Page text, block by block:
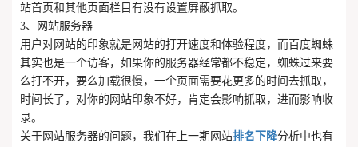
站首页和其他页面栏目有没有设置屏蔽抓取。
3、网站服务器
用户对网站的印象就是网站的打开速度和体验程度，而百度蜘蛛
其实也是一个访客，如果你的服务器经常都不稳定，蜘蛛过来要
么打不开，要么加载很慢，一个页面需要花更多的时间去抓取，
时间长了，对你的网站印象不好，肯定会影响抓取，进而影响收
录。
关于网站服务器的问题，我们在上一期网站排名下降分析中也有